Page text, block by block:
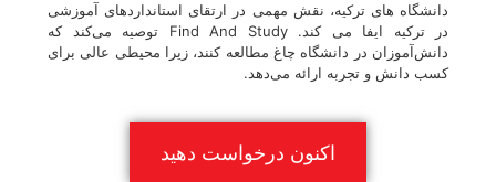
دانشگاه های ترکیه، نقش مهمی در ارتقای استانداردهای آموزشی
در ترکیه ایفا می کند. Find And Study توصیه می‌کند که
دانش‌آموزان در دانشگاه چاغ مطالعه کنند، زیرا محیطی عالی برای
کسب دانش و تجربه ارائه می‌دهد.
اکنون درخواست دهید